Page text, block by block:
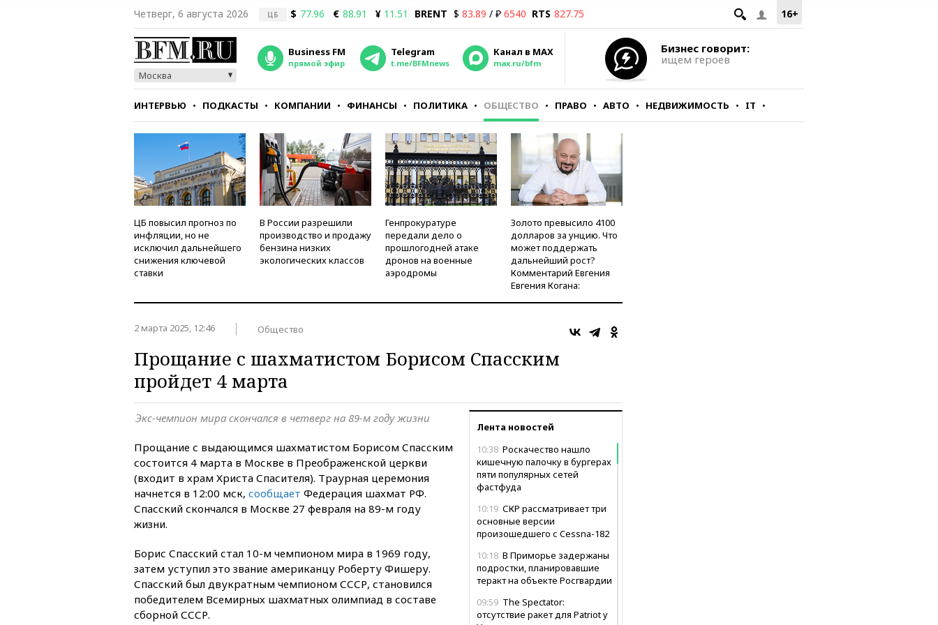
16+
Четверг, 6 августа 2026 ЦБ $ 77.96 € 88.91 ¥ 11.51 BRENT $ 83.89 / ₽ 6540 RTS 827.75
Москва
Business FM
прямой эфир
Telegram
t.me/BFMnews
Канал в MAX
max.ru/bfm
Бизнес говорит:
ищем героев
ИНТЕРВЬЮ ПОДКАСТЫ КОМПАНИИ ФИНАНСЫ ПОЛИТИКА ОБЩЕСТВО ПРАВО АВТО НЕДВИЖИМОСТЬ IT
СТИЛЬ ТЕСТЫ
ЦБ повысил прогноз по
инфляции, но не
исключил дальнейшего
снижения ключевой
ставки
В России разрешили
производство и продажу
бензина низких
экологических классов
Генпрокуратуре
передали дело о
прошлогодней атаке
дронов на военные
аэродромы
Золото превысило 4100
долларов за унцию. Что
может поддержать
дальнейший рост?
Комментарий Евгения
Евгения Когана:
2 марта 2025, 12:46 Общество
Прощание с шахматистом Борисом Спасским
пройдет 4 марта
Лента новостей
10:38 Роскачество нашло
кишечную палочку в бургерах
пяти популярных сетей
фастфуда
10:19 СКР рассматривает три
основные версии
произошедшего с Cessna-182
10:18 В Приморье задержаны
подростки, планировавшие
теракт на объекте Росгвардии
09:59 The Spectator:
отсутствие ракет для Patriot у
Экс-чемпион мира скончался в четверг на 89-м году жизни
Прощание с выдающимся шахматистом Борисом Спасским
состоится 4 марта в Москве в Преображенской церкви
(входит в храм Христа Спасителя). Траурная церемония
начнется в 12:00 мск, сообщает Федерация шахмат РФ.
Спасский скончался в Москве 27 февраля на 89-м году
жизни.
Борис Спасский стал 10-м чемпионом мира в 1969 году,
затем уступил это звание американцу Роберту Фишеру.
Спасский был двукратным чемпионом СССР, становился
победителем Всемирных шахматных олимпиад в составе
сборной СССР.